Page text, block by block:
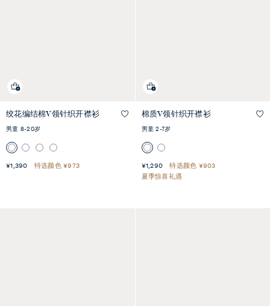
快速预览
绞花编结棉V领针织开襟衫
男童 8-20岁
¥1,390 特选颜色 ¥973
棉质V领针织开襟衫
男童 2-7岁
¥1,290
特选颜色 ¥903
夏季惊喜礼遇